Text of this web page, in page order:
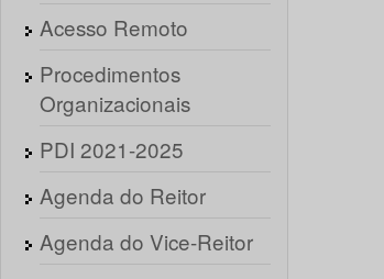
Acesso Remoto
Procedimentos
Organizacionais
PDI 2021-2025
Agenda do Reitor
Agenda do Vice-Reitor